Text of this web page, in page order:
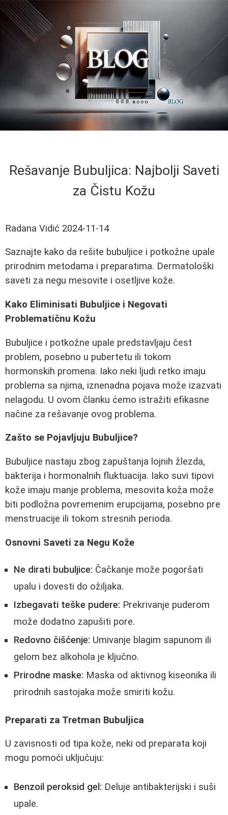
Rešavanje Bubuljica: Najbolji Saveti
za Čistu Kožu
Radana Vidić 2024-11-14
Saznajte kako da rešite bubuljice i potkožne upale
prirodnim metodama i preparatima. Dermatološki
saveti za negu mesovite i osetljive kože.
Kako Eliminisati Bubuljice i Negovati
Problematičnu Kožu
Bubuljice i potkožne upale predstavljaju čest
problem, posebno u pubertetu ili tokom
hormonskih promena. Iako neki ljudi retko imaju
problema sa njima, iznenadna pojava može izazvati
nelagodu. U ovom članku ćemo istražiti efikasne
načine za rešavanje ovog problema.
Zašto se Pojavljuju Bubuljice?
Bubuljice nastaju zbog zapuštanja lojnih žlezda,
bakterija i hormonalnih fluktuacija. Iako suvi tipovi
kože imaju manje problema, mesovita koža može
biti podložna povremenim erupcijama, posebno pre
menstruacije ili tokom stresnih perioda.
Osnovni Saveti za Negu Kože
Ne dirati bubuljice: Čačkanje može pogoršati
upalu i dovesti do ožiljaka.
Izbegavati teške pudere: Prekrivanje puderom
može dodatno zapušiti pore.
Redovno čišćenje: Umivanje blagim sapunom ili
gelom bez alkohola je ključno.
Prirodne maske: Maska od aktivnog kiseonika ili
prirodnih sastojaka može smiriti kožu.
Preparati za Tretman Bubuljica
U zavisnosti od tipa kože, neki od preparata koji
mogu pomoći uključuju:
Benzoil peroksid gel: Deluje antibakterijski i suši
upale.